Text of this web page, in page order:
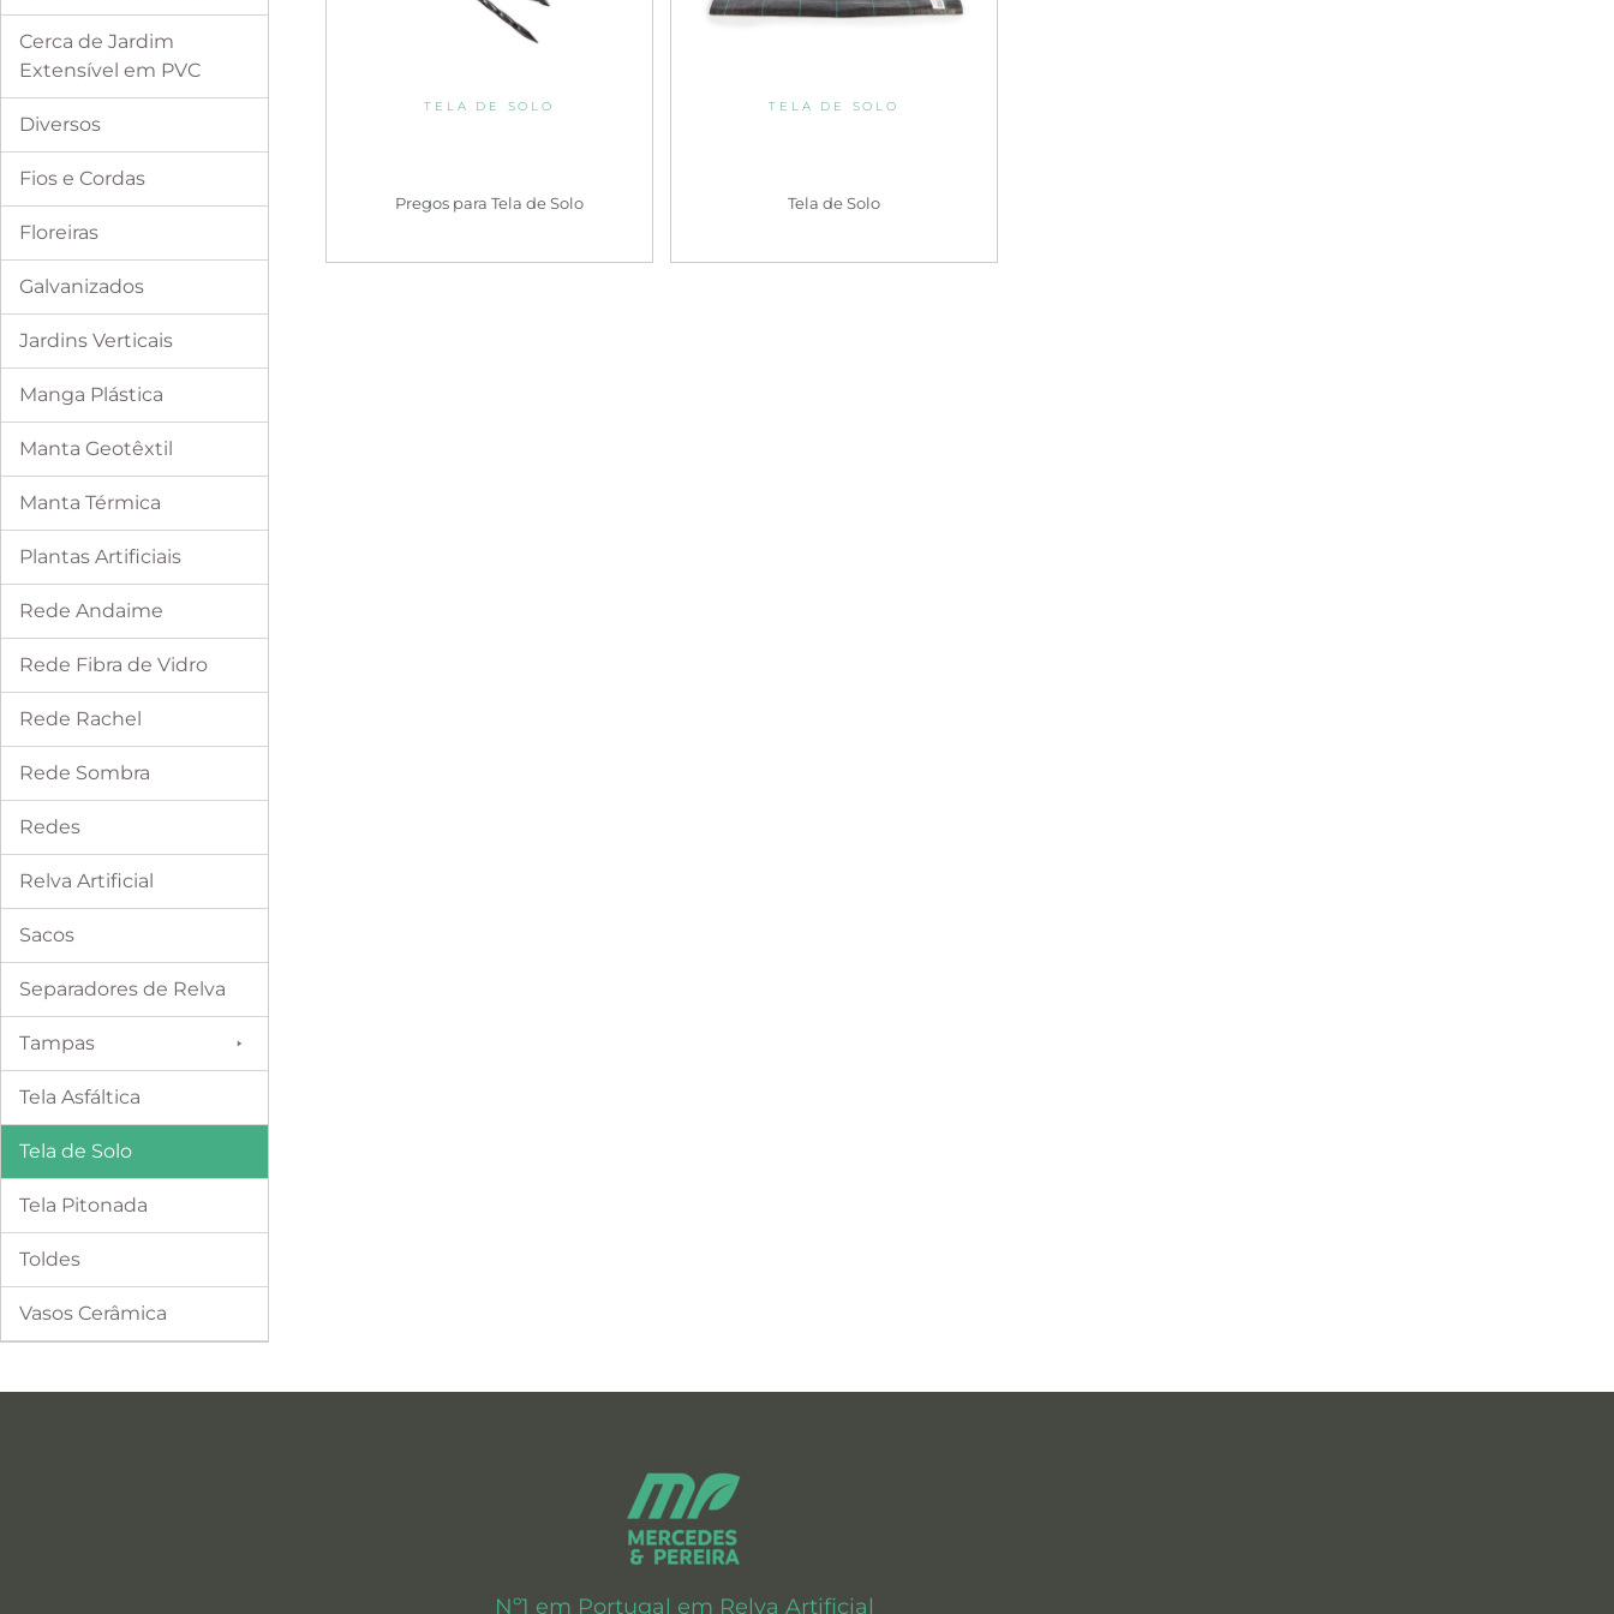
Cerca de Jardim
Extensível em PVC
Diversos
Fios e Cordas
Floreiras
Galvanizados
Jardins Verticais
Manga Plástica
Manta Geotêxtil
Manta Térmica
Plantas Artificiais
Rede Andaime
Rede Fibra de Vidro
Rede Rachel
Rede Sombra
Redes
Relva Artificial
Sacos
Separadores de Relva
Tampas
Tela Asfáltica
Tela de Solo
Tela Pitonada
Toldes
Vasos Cerâmica
TELA DE SOLO
Pregos para Tela de Solo
TELA DE SOLO
Tela de Solo
Nº1 em Portugal em Relva Artificial